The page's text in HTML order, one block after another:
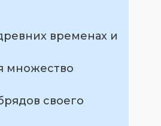
временах и
множество
своего